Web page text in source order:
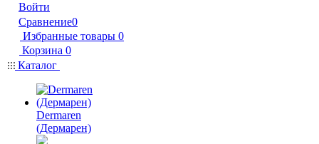
Войти
Сравнение0
Избранные товары 0
Корзина 0
Каталог
Dermaren
(Дермарен)